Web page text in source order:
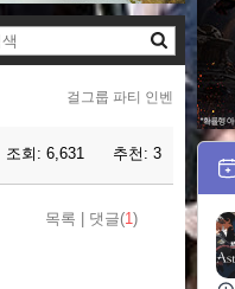
검
걸그룹 파티 인벤
조회: 6,631 추천: 3
목록 댓글(1)